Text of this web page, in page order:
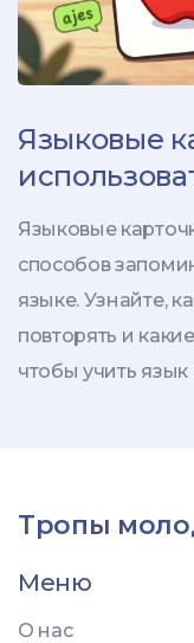
Языковые
Языковые
способов
языке. Узнайте,
повторять и
чтобы учить
Тропы
Меню
О нас